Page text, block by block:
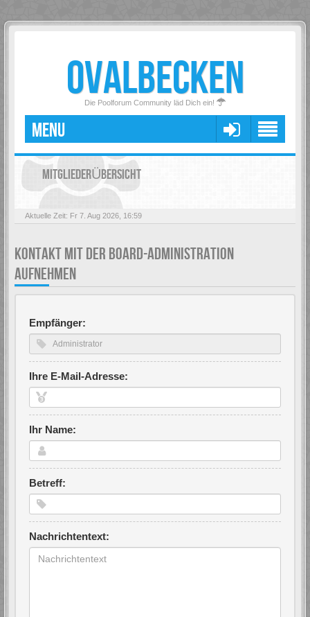
OVALBECKEN
Die Poolforum Community läd Dich ein!
MENU
MITGLIEDERÜBERSICHT
Aktuelle Zeit: Fr 7. Aug 2026, 16:59
KONTAKT MIT DER BOARD-ADMINISTRATION
AUFNEHMEN
Empfänger:
Ihre E-Mail-Adresse:
Ihr Name:
Betreff:
Nachrichtentext: